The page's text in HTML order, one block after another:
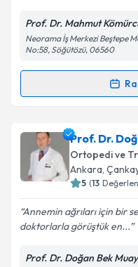
Kişisel
Metni'ni
kapsamda
Prof. Dr. Mahmut
Neorama İş Merkezi Beştepe
No:58, Söğütözü, 06560
Randevu
Prof. Dr. Mahmut
talebi oluşturun.
için bir takvim
bilgilendireceğiz.
E-posta Adresiniz
Prof. Dr.
Ortopedi ve
Ankara,
5 (13
Annemin ağrıları için bir
doktorlarla görüştük en...
Prof. Dr. Doğan Bek